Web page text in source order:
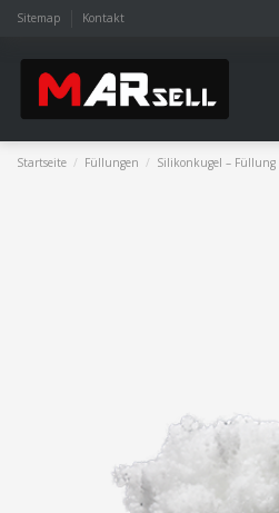
Sitemap Kontakt
Startseite Füllungen Silikonkugel – Füllung